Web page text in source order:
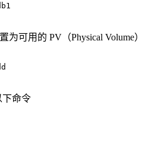
为可用的 PV（Physical Volume）
下命令